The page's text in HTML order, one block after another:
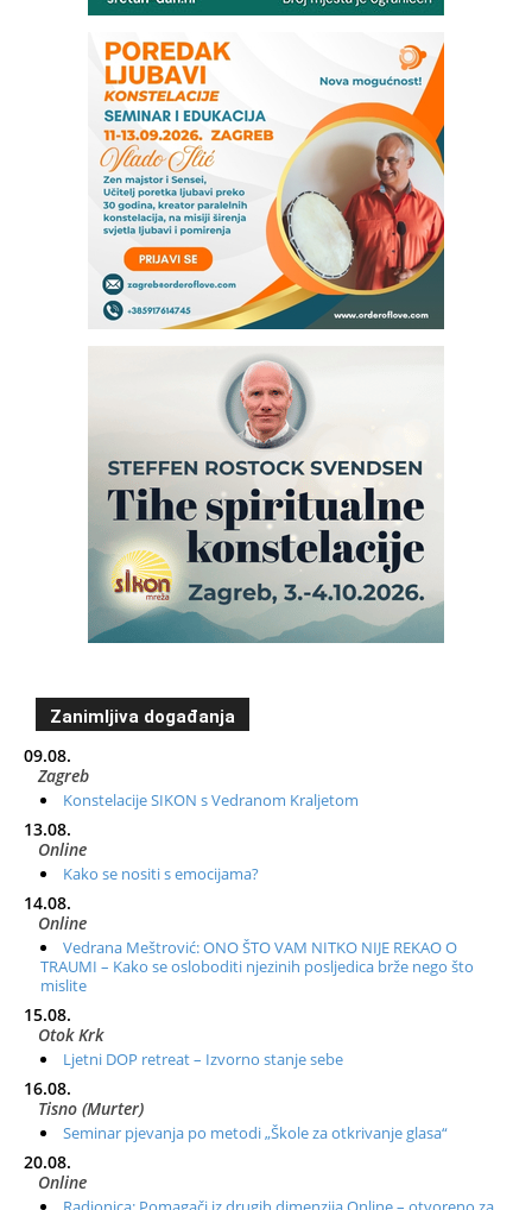
Zanimljiva događanja
09.08.
Zagreb
Konstelacije SIKON s Vedranom Kraljetom
13.08.
Online
Kako se nositi s emocijama?
14.08.
Online
Vedrana Meštrović: ONO ŠTO VAM NITKO NIJE REKAO O
TRAUMI – Kako se osloboditi njezinih posljedica brže nego što
mislite
15.08.
Otok Krk
Ljetni DOP retreat – Izvorno stanje sebe
16.08.
Tisno (Murter)
Seminar pjevanja po metodi „Škole za otkrivanje glasa“
20.08.
Online